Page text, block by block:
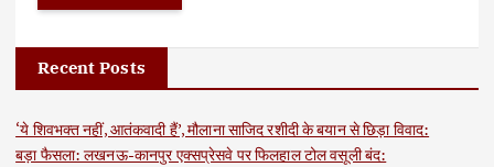
Recent Posts
‘ये शिवभक्त नहीं, आतंकवादी हैं’, मौलाना साजिद रशीदी के बयान से छिड़ा विवाद:
बड़ा फैसला: लखनऊ-कानपुर एक्सप्रेसवे पर फिलहाल टोल वसूली बंद: